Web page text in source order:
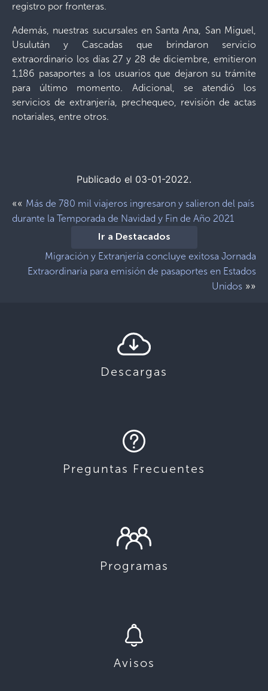
registro por fronteras.
Además, nuestras sucursales en Santa Ana, San Miguel,
Usulután y Cascadas que brindaron servicio
extraordinario los días 27 y 28 de diciembre, emitieron
1,186 pasaportes a los usuarios que dejaron su trámite
para último momento. Adicional, se atendió los
servicios de extranjería, prechequeo, revisión de actas
notariales, entre otros.
Publicado el 03-01-2022.
«« Más de 780 mil viajeros ingresaron y salieron del país
durante la Temporada de Navidad y Fin de Año 2021
Ir a Destacados
Migración y Extranjería concluye exitosa Jornada
Extraordinaria para emisión de pasaportes en Estados
Unidos »»
Descargas
Preguntas Frecuentes
Programas
Avisos